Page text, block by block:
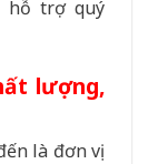
hỗ trợ quý
lượng,
là đơn vị